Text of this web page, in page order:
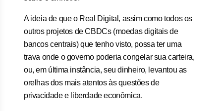
A ideia de que o Real Digital, assim como todos os
outros projetos de CBDCs (moedas digitais de
bancos centrais) que tenho visto, possa ter uma
trava onde o governo poderia congelar sua carteira,
ou, em última instância, seu dinheiro, levantou as
orelhas dos mais atentos às questões de
privacidade e liberdade econômica.